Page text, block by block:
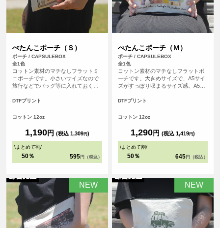
ぺたんこポーチ（Ｓ）
ポーチ / CAPSULEBOX
全1色
コットン素材のマチなしフラットミ
ニポーチです。小さいサイズなので
旅行などでバッグ等に入れておくと
なっております。四角い形のポーチ
なデザインをレイアウトしてオリジ
ます。
DTFプリント
コットン 12oz
1,190円 (税込 1,309円)
\まとめて割/
50％ 595 円（税込）
ぺたんこポーチ（Ｍ）
ポーチ / CAPSULEBOX
全1色
コットン素材のマチなしフラットポ
ーチです。大きめサイズで、A5サイ
ズがすっぽり収まるサイズ感。A5ノ
たり、旅行などで小物の小分け用ポ
ジッパーになっております。四角い
く、お好きなデザインをレイアウト
してオリジナル度たっぷりのポーチ
を作成できます。
DTFプリント
コットン 12oz
1,290円 (税込 1,419円)
\まとめて割/
50％ 645 円（税込）
NEW NEW